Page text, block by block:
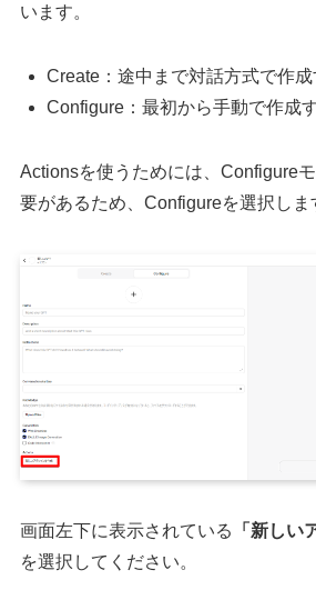
います。
Create：途中まで対話方式で作成
Configure：最初から手動で作成
Actionsを使うためには、Configure
要があるため、Configureを選択しま
画面左下に表示されている
「新しい
を選択してください。